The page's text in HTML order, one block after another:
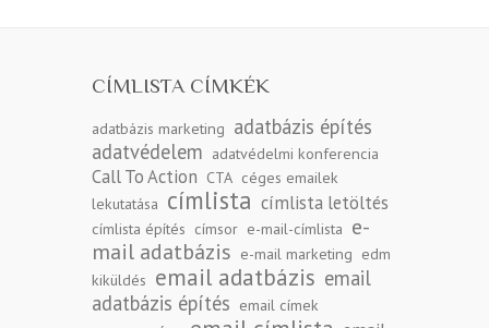
CÍMLISTA CÍMKÉK
adatbázis marketing adatbázis építés
adatvédelem adatvédelmi konferencia
Call To Action CTA céges emailek
lekutatása címlista címlista letöltés
címlista építés címsor e-mail-címlista e-
mail adatbázis e-mail marketing edm
kiküldés email adatbázis email
adatbázis építés email címek